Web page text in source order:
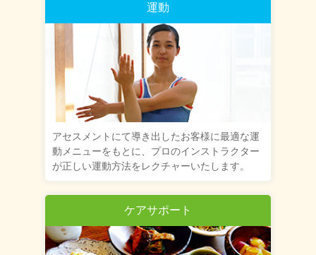
運動
アセスメントにて導き出したお客様に最適な運
動メニューをもとに、プロのインストラクター
が正しい運動方法をレクチャーいたします。
ケアサポート